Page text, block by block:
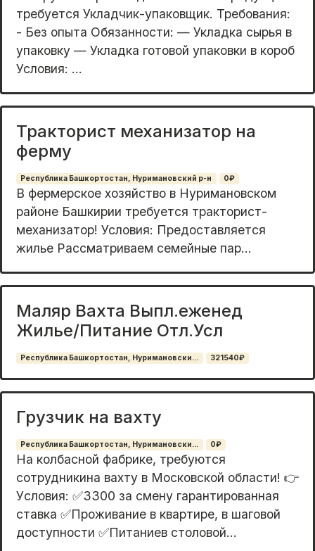
требуется Укладчик-упаковщик. Требования:
- Без опыта Обязаннocти: — Укладка сырья в
упаковку — Укладка готовой упаковки в короб
Условия: ...
Тракторист механизатор на
ферму
Республика Башкортостан, Нуримановский р-н 0₽
В фермерское хозяйство в Нуримановском
районе Башкирии требуется тракторист-
механизатор! Условия: Предоставляется
жилье Рассматриваем семейные пар...
Маляр Вахта Выпл.еженед
Жилье/Питание Отл.Усл
Республика Башкортостан, Нуримановски... 321540₽
Грузчик на вахту
Республика Башкортостан, Нуримановски... 0₽
На колбасной фабрике, требуются
сотрудникина вахту в Московской области! 👉
Уcловия: ✅3300 за смену гарантированная
ставка ✅Проживание в квартире, в шаговой
доступности ✅Питаниев столовой...